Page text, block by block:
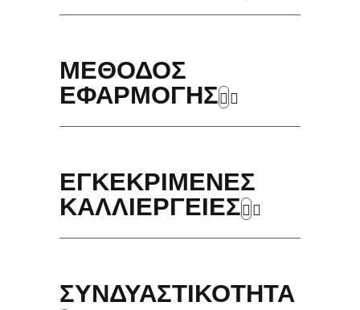
ΜΕΘΟΔΟΣ
ΕΦΑΡΜΟΓΗΣ
ΕΓΚΕΚΡΙΜΕΝΕΣ
ΚΑΛΛΙΕΡΓΕΙΕΣ
ΣΥΝΔΥΑΣΤΙΚΟΤΗΤΑ